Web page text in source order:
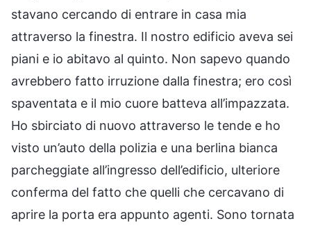
stavano cercando di entrare in casa mia
attraverso la finestra. Il nostro edificio aveva sei
piani e io abitavo al quinto. Non sapevo quando
avrebbero fatto irruzione dalla finestra; ero così
spaventata e il mio cuore batteva all’impazzata.
Ho sbirciato di nuovo attraverso le tende e ho
visto un’auto della polizia e una berlina bianca
parcheggiate all’ingresso dell’edificio, ulteriore
conferma del fatto che quelli che cercavano di
aprire la porta era appunto agenti. Sono tornata